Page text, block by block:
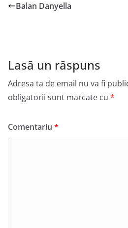
Balan Danyella
Lasă un răspuns
Adresa ta de email nu va fi
obligatorii sunt marcate cu *
Comentariu *